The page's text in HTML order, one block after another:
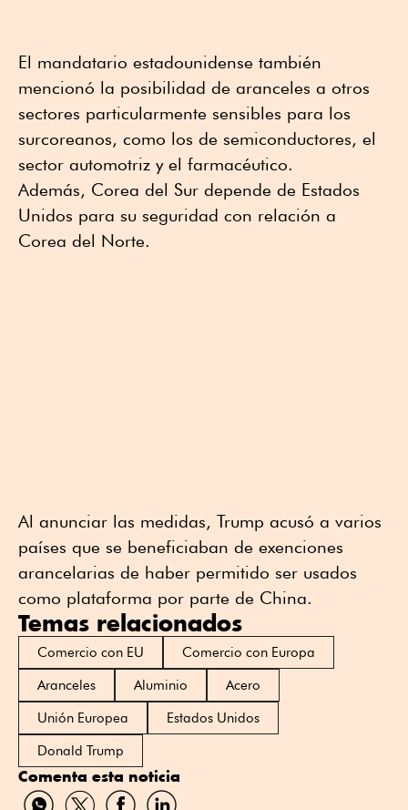
El mandatario estadounidense también
mencionó la posibilidad de aranceles a otros
sectores particularmente sensibles para los
surcoreanos, como los de semiconductores, el
sector automotriz y el farmacéutico.
Además, Corea del Sur depende de Estados
Unidos para su seguridad con relación a
Corea del Norte.
Al anunciar las medidas, Trump acusó a varios
países que se beneficiaban de exenciones
arancelarias de haber permitido ser usados
como plataforma por parte de China.
Temas relacionados
Comercio con EU
Comercio con Europa
Aranceles
Aluminio
Acero
Unión Europea
Estados Unidos
Donald Trump
Comenta esta noticia